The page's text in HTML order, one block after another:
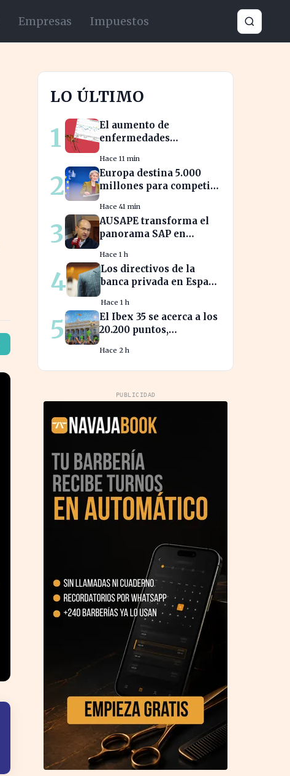
Empresas Impuestos
LO ÚLTIMO
1
El aumento de
enfermedades
salud pública por el
cambio climático
Hace 11 min
2
Europa destina 5.000
millones para competir
tecnológicas de EE.UU.
Hace 41 min
3
AUSAPE transforma el
panorama SAP en
de innovación
Hace 1 h
4
Los directivos de la
banca privada en España
crecimiento del 15% en
beneficios
Hace 1 h
5
El Ibex 35 se acerca a los
20.200 puntos,
del inversor
Hace 2 h
PUBLICIDAD